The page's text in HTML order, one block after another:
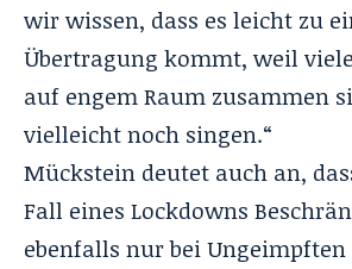
wir wissen, dass es leicht zu
Übertragung kommt, weil
auf engem Raum zusammen
vielleicht noch singen.“
Mückstein deutet auch an,
Fall eines Lockdowns
ebenfalls nur bei